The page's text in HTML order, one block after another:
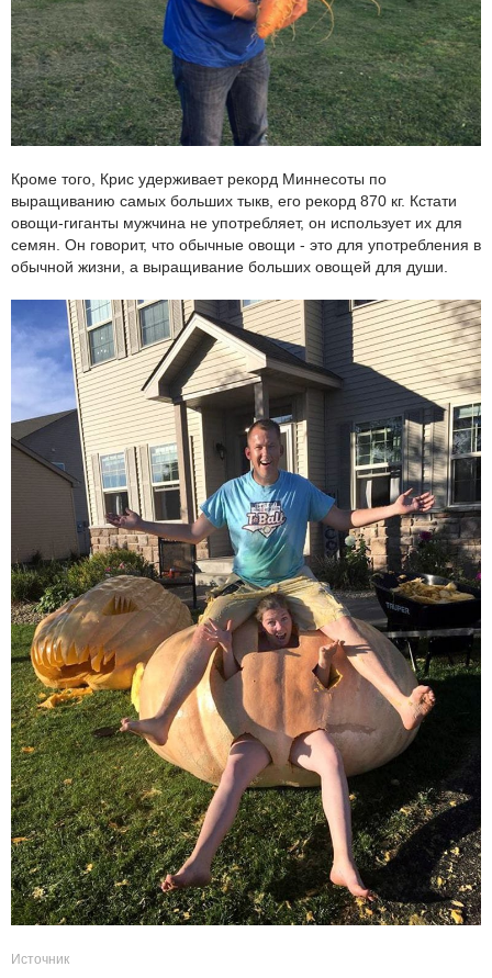
Кроме того, Крис удерживает рекорд Миннесоты по
выращиванию самых больших тыкв, его рекорд 870 кг. Кстати
овощи-гиганты мужчина не употребляет, он использует их для
семян. Он говорит, что обычные овощи - это для употребления в
обычной жизни, а выращивание больших овощей для души.
Источник